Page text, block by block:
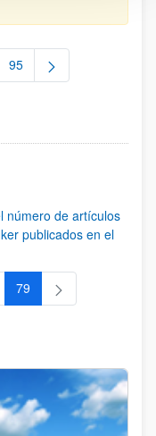
intermedias Use TAB
Página
95
número de artículos
publicados en el
Use TAB para
Página
79